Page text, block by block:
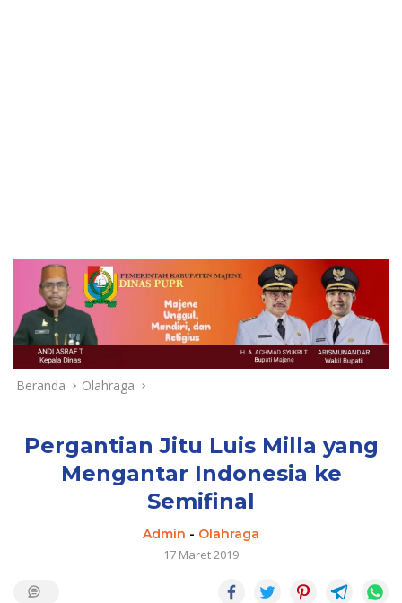
Beranda Olahraga
Pergantian Jitu Luis Milla yang
Mengantar Indonesia ke
Semifinal
Admin - Olahraga
17 Maret 2019